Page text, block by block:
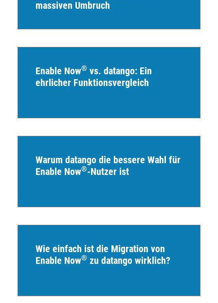
massiven Umbruch
Enable Now® vs. datango: Ein
ehrlicher Funktionsvergleich
Warum datango die bessere Wahl für
Enable Now®-Nutzer ist
Wie einfach ist die Migration von
Enable Now® zu datango wirklich?